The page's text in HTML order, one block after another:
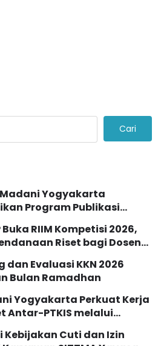
Cari
Madani Yogyakarta
Program Publikasi
Buka RIIM Kompetisi 2026,
Riset bagi Dosen
dan Evaluasi KKN 2026
Bulan Ramadhan
Yogyakarta Perkuat Kerja
Antar-PTKIS melalui
2026
Kebijakan Cuti dan Izin